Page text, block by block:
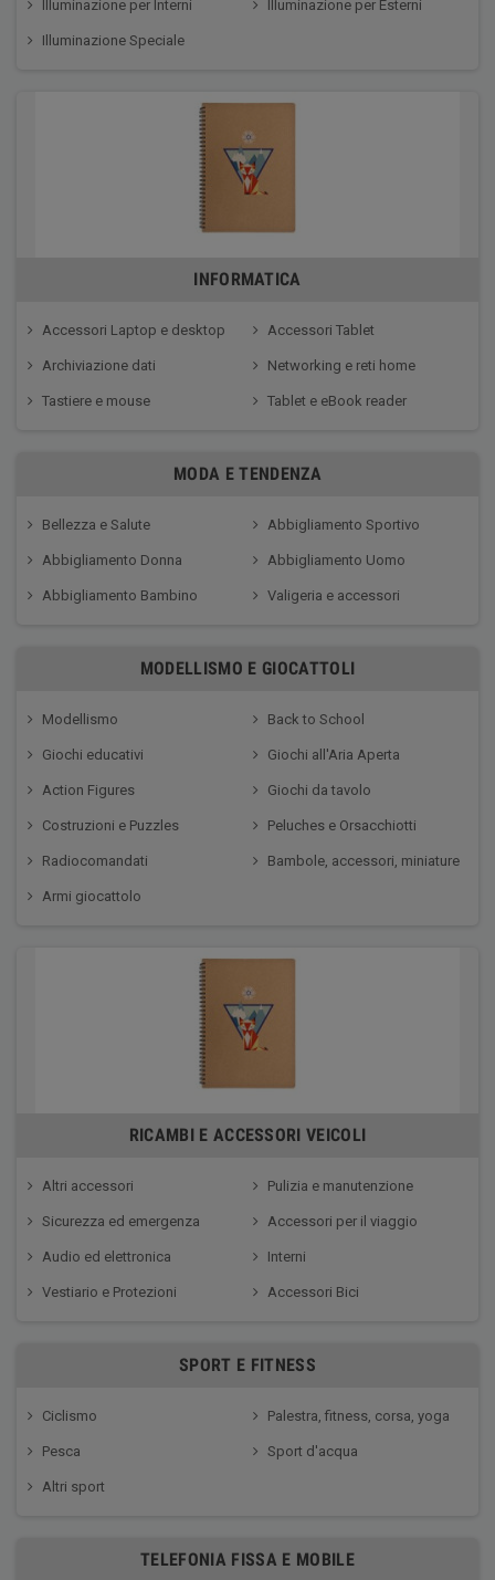
Illuminazione per Interni Illuminazione per Esterni
Illuminazione Speciale
INFORMATICA
Accessori Laptop e desktop Accessori Tablet
Archiviazione dati Networking e reti home
Tastiere e mouse Tablet e eBook reader
MODA E TENDENZA
Bellezza e Salute Abbigliamento Sportivo
Abbigliamento Donna Abbigliamento Uomo
Abbigliamento Bambino Valigeria e accessori
MODELLISMO E GIOCATTOLI
Modellismo Back to School
Giochi educativi Giochi all'Aria Aperta
Action Figures Giochi da tavolo
Costruzioni e Puzzles Peluches e Orsacchiotti
Radiocomandati Bambole, accessori, miniature
Armi giocattolo
RICAMBI E ACCESSORI VEICOLI
Altri accessori Pulizia e manutenzione
Sicurezza ed emergenza Accessori per il viaggio
Audio ed elettronica Interni
Vestiario e Protezioni Accessori Bici
SPORT E FITNESS
Ciclismo Palestra, fitness, corsa, yoga
Pesca Sport d'acqua
Altri sport
TELEFONIA FISSA E MOBILE